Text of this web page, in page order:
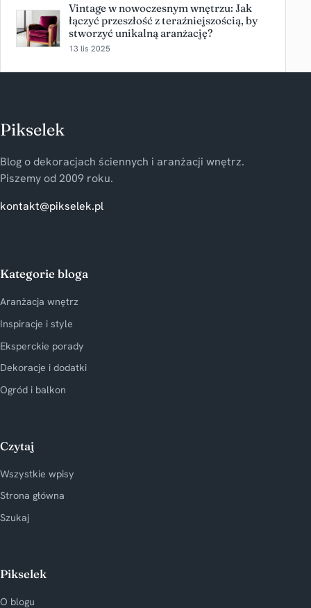
Vintage w nowoczesnym wnętrzu: Jak
łączyć przeszłość z teraźniejszością, by
stworzyć unikalną aranżację?
13 lis 2025
Pikselek
Blog o dekoracjach ściennych i aranżacji wnętrz.
Piszemy od 2009 roku.
kontakt@pikselek.pl
Kategorie bloga
Aranżacja wnętrz
Inspiracje i style
Eksperckie porady
Dekoracje i dodatki
Ogród i balkon
Czytaj
Wszystkie wpisy
Strona główna
Szukaj
Pikselek
O blogu